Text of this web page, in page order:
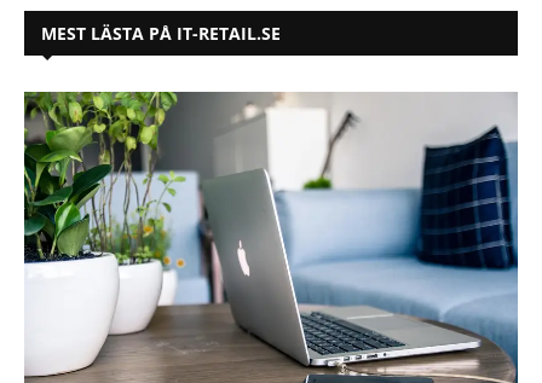
MEST LÄSTA PÅ IT-RETAIL.SE